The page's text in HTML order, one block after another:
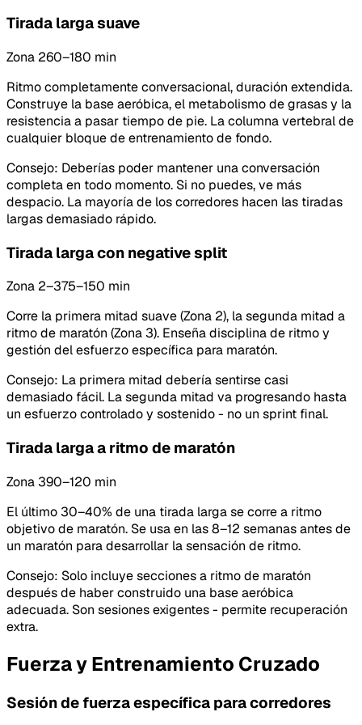
Tirada larga suave
Zona 260–180 min
Ritmo completamente conversacional, duración extendida.
Construye la base aeróbica, el metabolismo de grasas y la
resistencia a pasar tiempo de pie. La columna vertebral de
cualquier bloque de entrenamiento de fondo.
Consejo: Deberías poder mantener una conversación
completa en todo momento. Si no puedes, ve más
despacio. La mayoría de los corredores hacen las tiradas
largas demasiado rápido.
Tirada larga con negative split
Zona 2–375–150 min
Corre la primera mitad suave (Zona 2), la segunda mitad a
ritmo de maratón (Zona 3). Enseña disciplina de ritmo y
gestión del esfuerzo específica para maratón.
Consejo: La primera mitad debería sentirse casi
demasiado fácil. La segunda mitad va progresando hasta
un esfuerzo controlado y sostenido - no un sprint final.
Tirada larga a ritmo de maratón
Zona 390–120 min
El último 30–40% de una tirada larga se corre a ritmo
objetivo de maratón. Se usa en las 8–12 semanas antes de
un maratón para desarrollar la sensación de ritmo.
Consejo: Solo incluye secciones a ritmo de maratón
después de haber construido una base aeróbica
adecuada. Son sesiones exigentes - permite recuperación
extra.
Fuerza y Entrenamiento Cruzado
Sesión de fuerza específica para corredores